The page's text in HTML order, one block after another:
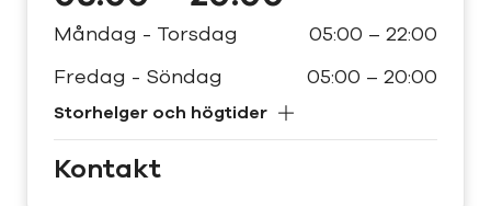
Måndag - Torsdag
05:00 – 22:00
Fredag - Söndag
05:00 – 20:00
Storhelger och högtider
Kontakt